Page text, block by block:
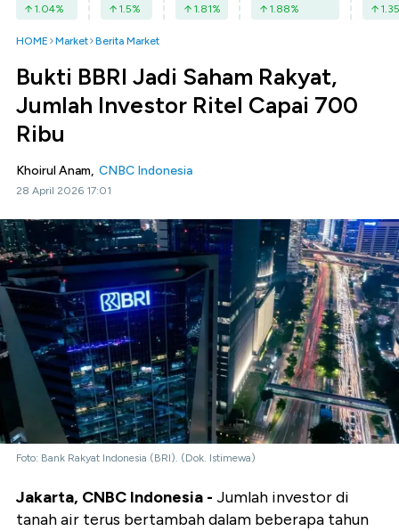
1.04% 1.5% 1.81% 1.88% 1.35
HOME Market Berita Market
Bukti BBRI Jadi Saham Rakyat,
Jumlah Investor Ritel Capai 700
Ribu
Khoirul Anam, CNBC Indonesia
28 April 2026 17:01
Foto: Bank Rakyat Indonesia (BRI). (Dok. Istimewa)
Jakarta, CNBC Indonesia - Jumlah investor di
tanah air terus bertambah dalam beberapa tahun